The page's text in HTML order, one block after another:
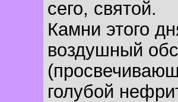
сего, святой.
Камни этого
воздушный
голубой